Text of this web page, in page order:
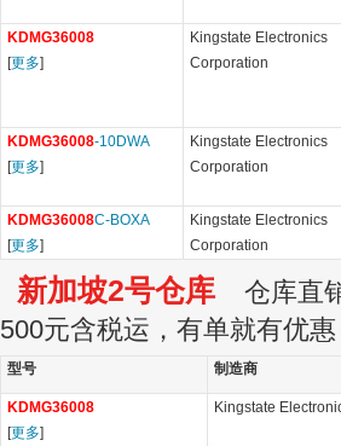
KDMG36008
[更多]
Kingstate Electronics
Corporation
KDMG36008-10DWA
[更多]
Kingstate Electronics
Corporation
KDMG36008C-BOXA
[更多]
Kingstate Electronics
Corporation
新加坡2号仓库 仓库直
500元含税运，有单就有优
型号 制造商
KDMG36008
[更多]
Kingstate